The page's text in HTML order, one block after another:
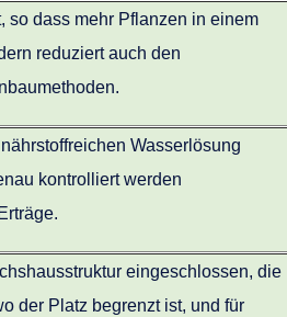
so dass mehr Pflanzen in einem
reduziert auch den
Wasserlösung
kontrolliert werden
eingeschlossen, die
der Platz begrenzt ist, und für